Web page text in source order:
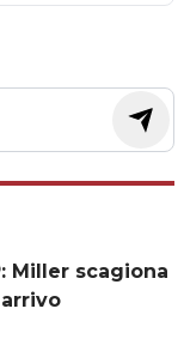
Miller scagiona